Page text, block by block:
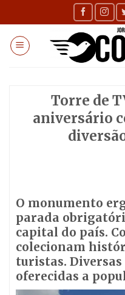
to
content
Torre de
aniversário
O monumento
parada
capital do país.
colecionam
turistas. Diversas
oferecidas a